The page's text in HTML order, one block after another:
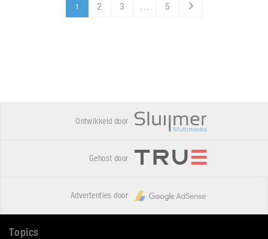
1 2 3 … 5
Ontwikkeld door
Gehost door
Advertenties door
Topics